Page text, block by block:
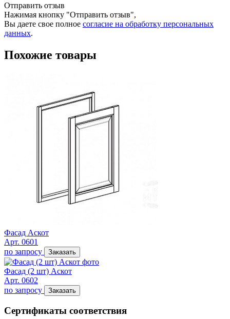
Отправить отзыв
Нажимая кнопку "Отправить отзыв",
Вы даете свое полное согласие на обработку персональных
данных.
Похожие товары
Фасад Аскот
Арт. 0601
по запросу
Заказать
Фасад (2 шт) Аскот
Арт. 0602
по запросу
Заказать
Сертификаты соответствия